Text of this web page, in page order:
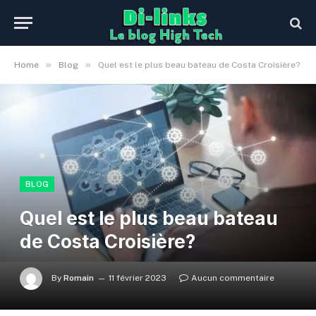
Home » Blog » Quel est le plus beau bateau de Costa Croisière?
BLOG
Quel est le plus beau bateau
de Costa Croisière?
By Romain 11 février 2023 Aucun commentaire